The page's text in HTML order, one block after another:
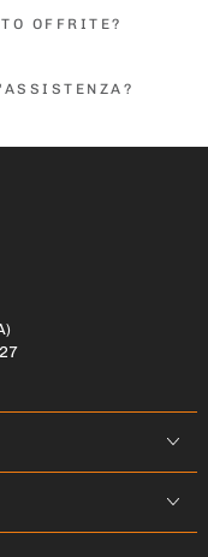
OFFRITE?